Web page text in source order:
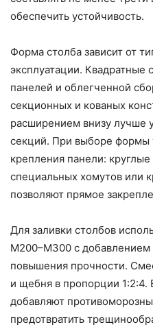
обеспечить устойчивость.
Форма столба зависит от
эксплуатации.
панелей и облегченной
секционных и кованых
расширением внизу лучше
секций. При выборе формы
крепления панели:
специальных хомутов или
позволяют прямое
Для заливки столбов
М200–М300 с
повышения прочности.
и щебня в пропорции 1:2:4.
добавляют
предотвратить